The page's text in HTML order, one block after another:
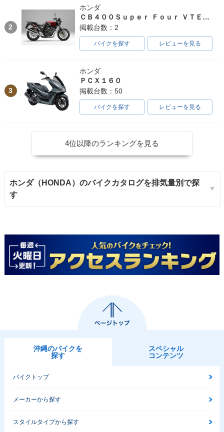
2
ホンダ
ＣＢ４００Ｓｕｐｅｒ Ｆｏｕｒ ＶＴＥＣ ＳＰＥＣ３
掲載台数：2
バイクを探す レビューを見る
3
ホンダ
ＰＣＸ１６０
掲載台数：50
バイクを探す レビューを見る
4位以降のランキングを見る
ホンダ（HONDA）のバイクカタログを排気量別で探
す
沖縄のバイクを
探す
スペシャル
コンテンツ
バイクトップ
メーカーから探す
スタイルタイプから探す